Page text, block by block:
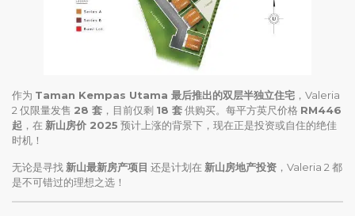
作为 Taman Kempas Utama 最后推出的双层半独立住宅 ，Valeria
2 仅限量发售 28 套 ，目前仅剩 18 套供购买。每平方英尺价格 RM446
起 ，在 新山房价 2025 预计上涨的背景下，现在正是投资或自住的绝佳
时机！
无论是寻找 新山最新房产项目 还是计划在 新山房地产投资 ，Valeria 2 都
是不可错过的理想之选！